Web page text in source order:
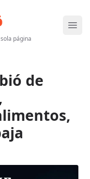
página
Abrir
de